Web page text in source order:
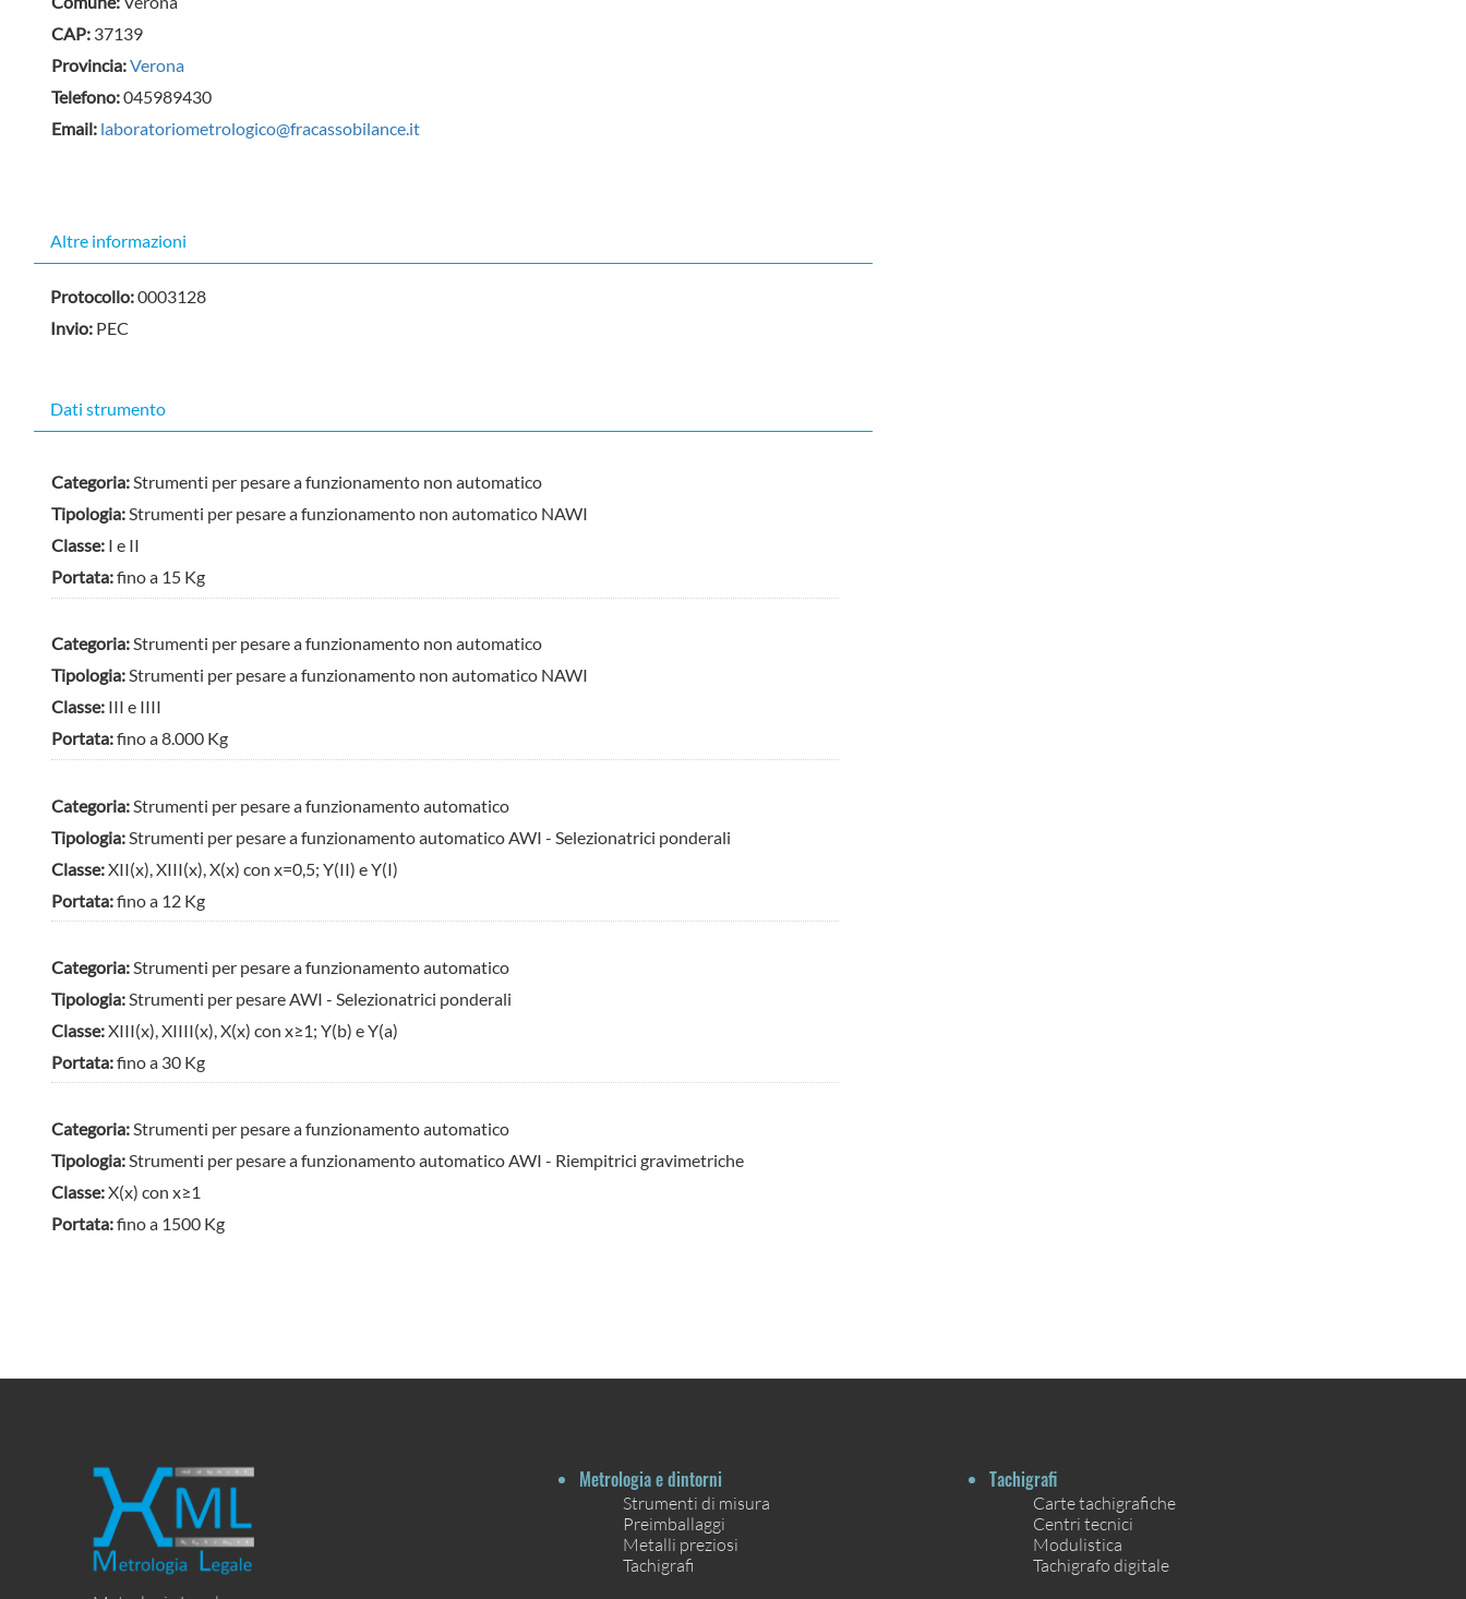
CAP: 37139
Provincia:Verona
Telefono:045989430
Email: laboratoriometrologico@fracassobilance.it
Nascondi
Altre informazioni
Protocollo:0003128
Invio: PEC
Dati strumento
Categoria:Strumenti per pesare a funzionamento non automatico
Tipologia:Strumenti per pesare a funzionamento non automatico NAWI
Classe: I e II
Portata:fino a 15 Kg
Categoria:Strumenti per pesare a funzionamento non automatico
Tipologia:Strumenti per pesare a funzionamento non automatico NAWI
Classe: III e IIII
Portata:fino a 8.000 Kg
Categoria: Strumenti per pesare a funzionamento automatico
Tipologia: Strumenti per pesare a funzionamento automatico AWI - Selezionatrici ponderali
Classe:XII(x), XIII(x), X(x) con x=0,5; Y(II) e Y(I)
Portata:fino a 12 Kg
Categoria: Strumenti per pesare a funzionamento automatico
Tipologia: Strumenti per pesare AWI - Selezionatrici ponderali
Classe:XIII(x), XIIII(x), X(x) con x≥1; Y(b) e Y(a)
Portata:fino a 30 Kg
Categoria: Strumenti per pesare a funzionamento automatico
Tipologia: Strumenti per pesare a funzionamento automatico AWI - Riempitrici gravimetriche
Classe:X(x) con x≥1
Portata:fino a 1500 Kg
Metrologia e dintorni
Strumenti di misura
Preimballaggi
Metalli preziosi
Tachigrafi
Tachigrafi
Carte tachigrafiche
Centri tecnici
Modulistica
Tachigrafo digitale